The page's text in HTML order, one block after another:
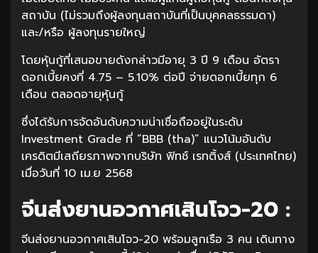
สถาบัน (ไม่รวมถึงผู้ลงทุนสถาบันที่เป็นบุคคลธรรมดา)
และ/หรือ ผู้ลงทุนรายใหญ่
โดยหุ้นกู้ที่เสนอขายดังกล่าวมีอายุ 3 ปี 9 เดือน อัตรา
ดอกเบี้ยคงที่ 4.75 – 5.10% ต่อปี จ่ายดอกเบี้ยทุก 6
เดือน ตลอดอายุหุ้นกู้
ซึ่งได้รับการจัดอันดับความน่าเชื่อถืออยู่ในระดับ
Investment Grade ที่ “BBB (tha)” แนวโน้มอันดับ
เครดิตมีเสถียรภาพจากบริษัท ฟิทช์ เรทติ้งส์ (ประเทศไทย)
เมื่อวันที่ 10 เม.ย 2568
จีนส่งยานอวกาศเสินโจว-20 :
จีนส่งยานอวกาศเสินโจว-20 พร้อมลูกเรือ 3 คน เดินทาง